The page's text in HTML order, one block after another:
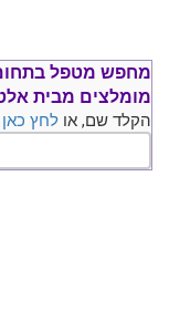
מחפש מטפל
מומלצים מבית
הקלד שם, או לחץ כאן